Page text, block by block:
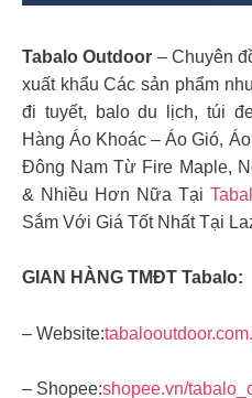
Tabalo Outdoor – Chuyên
xuất khẩu Các sản phẩm
đi tuyết, balo du lịch, túi
Hàng Áo Khoác – Áo Gió,
Đông Nam Từ Fire Maple,
& Nhiều Hơn Nữa Tại
Sắm Với Giá Tốt Nhất Tại
GIAN HÀNG TMĐT Tabalo:
– Website:
– Shopee:shopee.vn/